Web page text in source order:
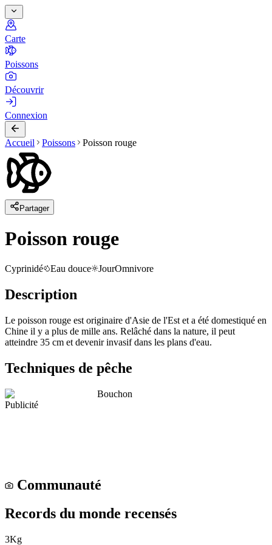
Carte
Poissons
Découvrir
Connexion
Accueil Poissons Poisson rouge
Partager
Poisson rouge
Cyprinidé Eau douce JourOmnivore
Description
Le poisson rouge est originaire d'Asie de l'Est et a été domestiqué en
Chine il y a plus de mille ans. Relâché dans la nature, il peut
atteindre 35 cm et devenir invasif dans les plans d'eau.
Techniques de pêche
Bouchon
Publicité
Communauté
Records du monde recensés
3Kg